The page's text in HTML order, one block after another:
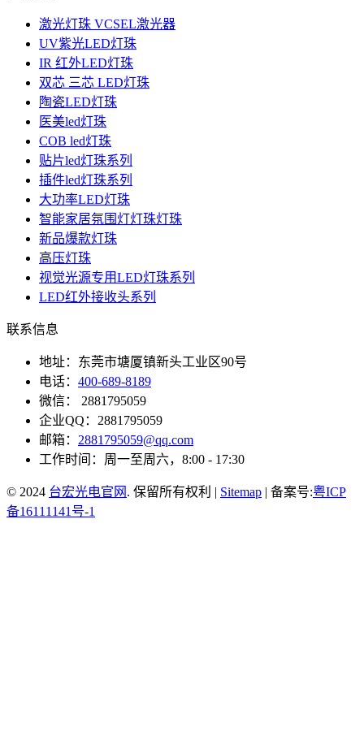
激光灯珠 VCSEL激光器
UV紫光LED灯珠
IR 红外LED灯珠
双芯 三芯 LED灯珠
陶瓷LED灯珠
医美led灯珠
COB led灯珠
贴片led灯珠系列
插件led灯珠系列
大功率LED灯珠
智能家居氛围灯灯珠灯珠
新品爆款灯珠
高压灯珠
视觉光源专用LED灯珠系列
LED红外接收头系列
联系信息
地址：东莞市塘厦镇新头工业区90号
电话： 400-689-8189
微信： 2881795059
企业QQ：2881795059
邮箱： 2881795059@qq.com
工作时间：周一至周六，8:00 - 17:30
© 2024 台宏光电官网 . 保留所有权利 | Sitemap | 备案号:粤ICP
备16111141号-1